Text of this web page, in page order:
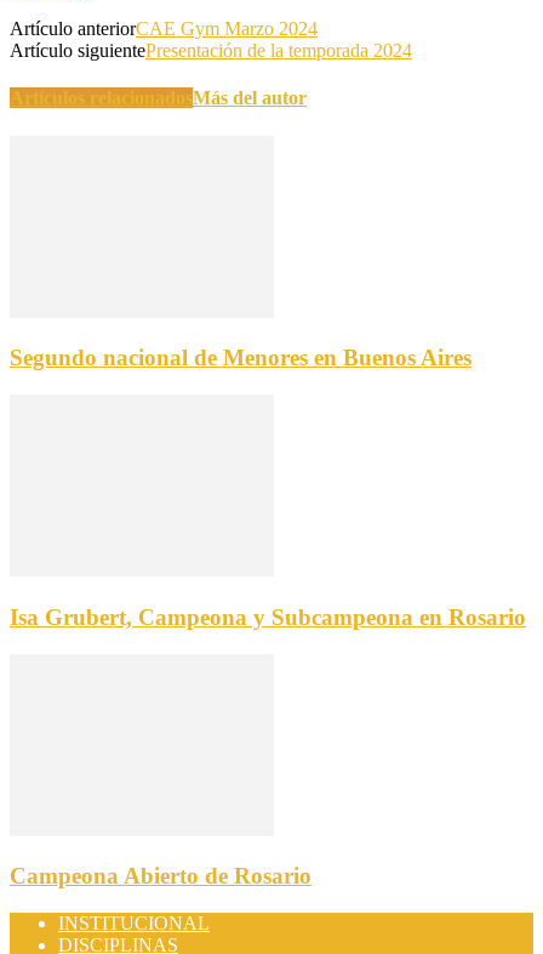
Artículo anteriorCAE Gym Marzo 2024
Artículo siguientePresentación de la temporada 2024
Artículos relacionadosMás del autor
Segundo nacional de Menores en Buenos Aires
Isa Grubert, Campeona y Subcampeona en Rosario
Campeona Abierto de Rosario
INSTITUCIONAL
DISCIPLINAS